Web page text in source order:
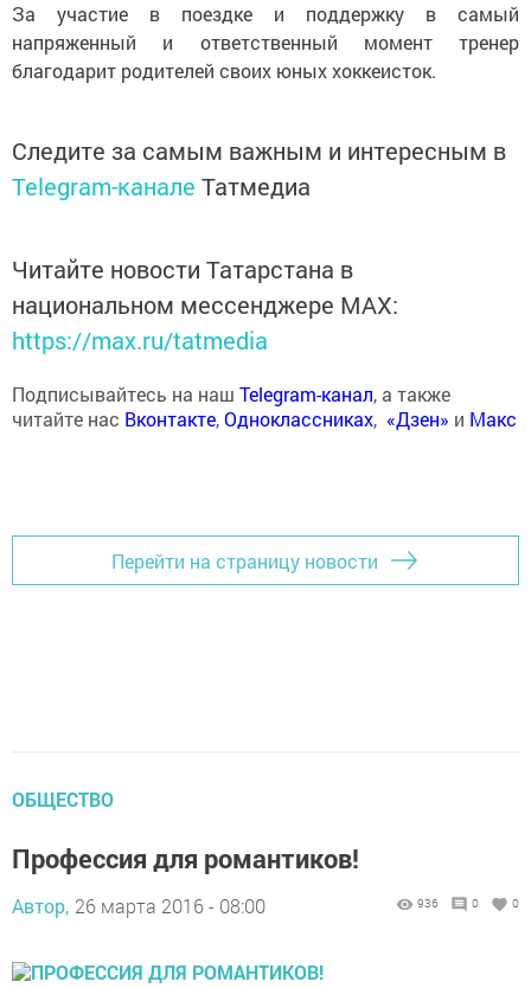
За участие в поездке и поддержку в самый
напряженный и ответственный момент тренер
благодарит родителей своих юных хоккеисток.
Следите за самым важным и интересным в
Telegram-канале Татмедиа
Читайте новости Татарстана в
национальном мессенджере MАХ:
https://max.ru/tatmedia
Подписывайтесь на наш Telegram-канал, а также
читайте нас Вконтакте,Одноклассниках, «Дзен» и Макс
Перейти на страницу новости
ОБЩЕСТВО
Профессия для романтиков!
Автор, 26 марта 2016 - 08:00 936 0 0